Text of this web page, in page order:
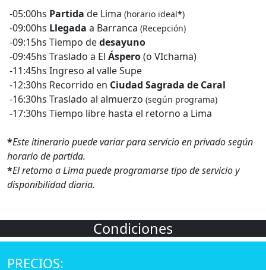
-05:00hs Partida de Lima (horario ideal*)
-09:00hs Llegada a Barranca (Recepción)
-09:15hs Tiempo dedesayuno
-09:45hs Traslado a El Áspero(o VIchama)
-11:45hs Ingreso al valle Supe
-12:30hs Recorrido en Ciudad Sagrada de Caral
-16:30hs Traslado al almuerzo (según programa)
-17:30hs Tiempo libre hasta el retorno a Lima
*Este itinerario puede variar para servicio en privado según
horario de partida.
*El retorno a Lima puede programarse tipo de servicio y
disponibilidad diaria.
Condiciones
PRECIOS: